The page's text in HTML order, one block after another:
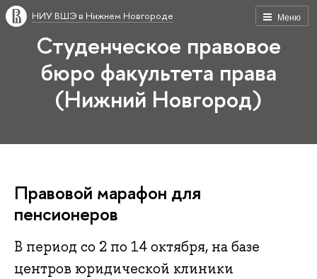
Меню
НИУ ВШЭ в Нижнем Новгороде
Студенческое правовое
бюро факультета права
(Нижний Новгород)
Правовой марафон для
пенсионеров
В период со 2 по 14 октября, на базе
центров юридической клиники